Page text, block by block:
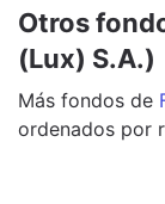
Otros
(Lux) S.A.)
Más fondos de
ordenados por